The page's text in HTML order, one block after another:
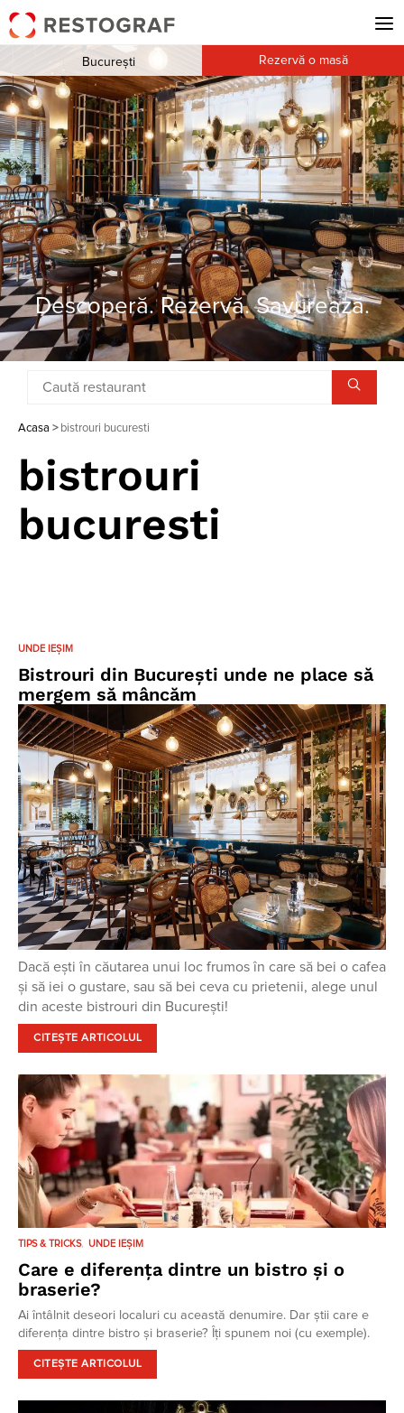
Descoperă. Rezervă. Savurează.
București Rezervă o masă
Acasa > bistrouri bucuresti
bistrouri
bucuresti
UNDE IEȘIM
Bistrouri din București unde ne place să
mergem să mâncăm
Dacă ești în căutarea unui loc frumos în care să bei o cafea
și să iei o gustare, sau să bei ceva cu prietenii, alege unul
din aceste bistrouri din București!
CITEȘTE ARTICOLUL
TIPS & TRICKS UNDE IEȘIM
Care e diferența dintre un bistro și o
braserie?
Ai întâlnit deseori localuri cu această denumire. Dar știi care e
diferența dintre bistro și braserie? Îți spunem noi (cu exemple).
CITEȘTE ARTICOLUL